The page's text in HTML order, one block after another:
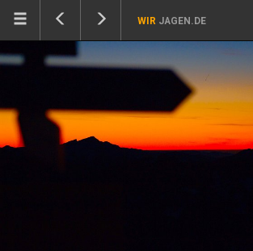
WIR JAGEN.DE